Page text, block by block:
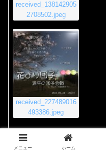
received_138142905
2708502.jpeg
received_227489016
493386.jpeg
2020年11月23日 8:55 PM
メニュー ホーム